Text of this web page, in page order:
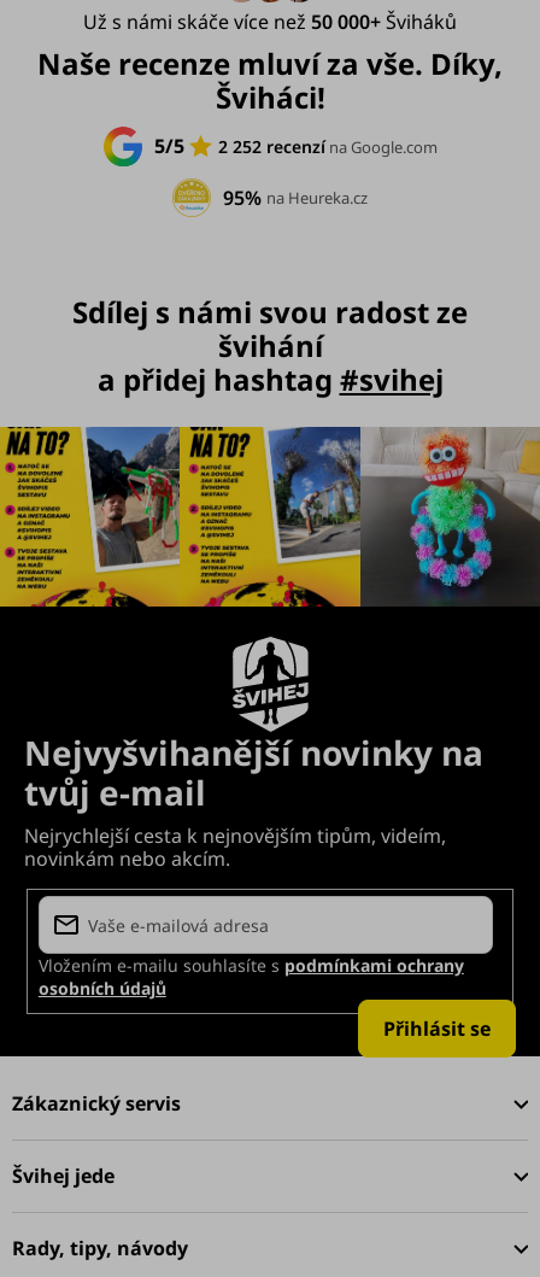
Už s námi skáče více než 50 000+Šviháků
Naše recenze mluví za vše. Díky,
Šviháci!
5/5 2 252 recenzína Google.com
95% na Heureka.cz
Sdílej s námi svou radost ze
švihání
a přidej hashtag #svihej
Vložením e-mailu souhlasíte s podmínkami ochrany
osobních údajů
Přihlásit se
á
p
a
Zákaznický servis
Švihej jede
Rady, tipy, návody